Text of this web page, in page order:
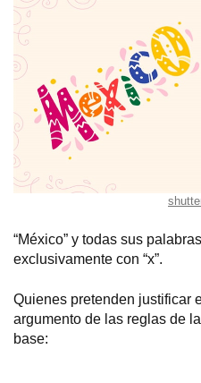
“México” y todas sus
exclusivamente con “x”.
Quienes pretenden justificar
argumento de las reglas de
base: